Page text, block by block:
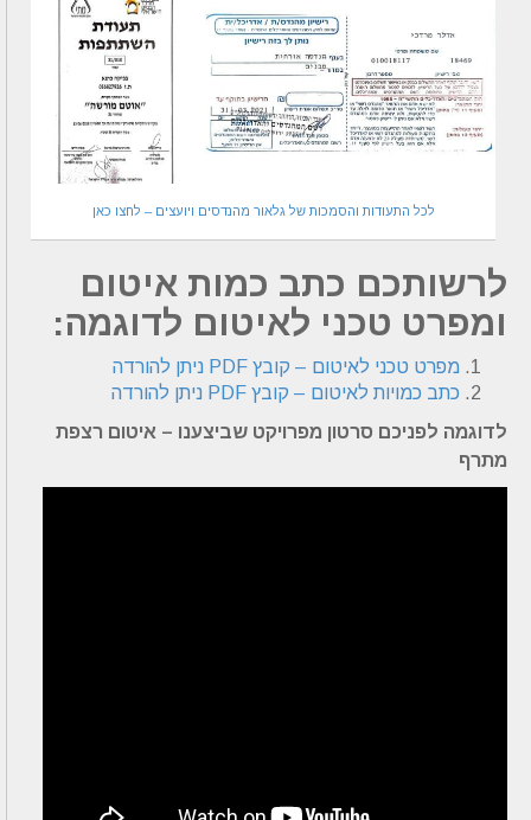
לכל התעודות והסמכות של גלאור מהנדסים ויועצים – לחצו כאן
לרשותכם כתב כמות איטום
ומפרט טכני לאיטום לדוגמה:
מפרט טכני לאיטום – קובץ PDF ניתן להורדה
כתב כמויות לאיטום – קובץ PDF ניתן להורדה
לדוגמה לפניכם סרטון מפרויקט שביצענו – איטום רצפת
מתרף